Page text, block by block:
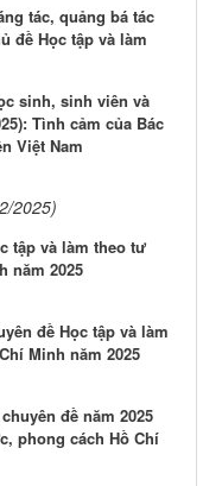
tác, quảng bá tác
đề Học tập và làm
sinh, sinh viên và
Tình cảm của Bác
Việt Nam
2025)
tập và làm theo tư
năm 2025
đề Học tập và làm
Minh năm 2025
đề năm 2025
phong cách Hồ Chí